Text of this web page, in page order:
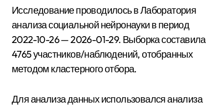
Исследование проводилось в Лаборатория
анализа социальной нейронауки в период
2022-10-26 — 2026-01-29. Выборка составила
4765 участников/наблюдений, отобранных
методом кластерного отбора.
Для анализа данных использовался анализа